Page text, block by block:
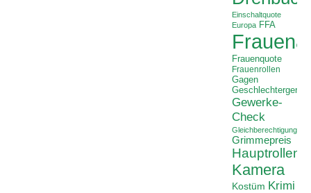
Einschaltquote
Europa FFA
Frauenquote
Frauenrollen
Gagen
Gewerke-
Check
Gleichberechtigung
Grimmepreis
Hauptrollen
Kamera
Kostüm Krimi